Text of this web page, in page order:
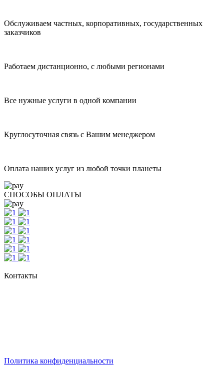
Обслуживаем частных, корпоративных, государственных
заказчиков
Работаем дистанционно, с любыми регионами
Все нужные услуги в одной компании
Круглосуточная связь с Вашим менеджером
Оплата наших услуг из любой точки планеты
СПОСОБЫ ОПЛАТЫ
Контакты
Политика конфиденциальности